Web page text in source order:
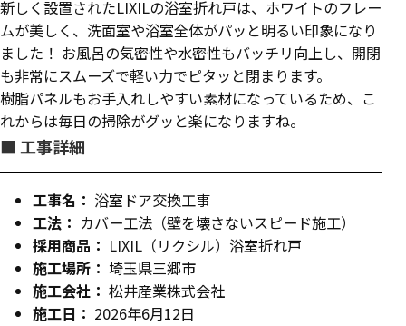
新しく設置されたLIXILの浴室折れ戸は、ホワイトのフレー
ムが美しく、洗面室や浴室全体がパッと明るい印象になり
ました！ お風呂の気密性や水密性もバッチリ向上し、開閉
も非常にスムーズで軽い力でピタッと閉まります。
樹脂パネルもお手入れしやすい素材になっているため、こ
れからは毎日の掃除がグッと楽になりますね。
■ 工事詳細
工事名： 浴室ドア交換工事
工法： カバー工法（壁を壊さないスピード施工）
採用商品： LIXIL（リクシル）浴室折れ戸
施工場所： 埼玉県三郷市
施工会社： 松井産業株式会社
施工日： 2026年6月12日